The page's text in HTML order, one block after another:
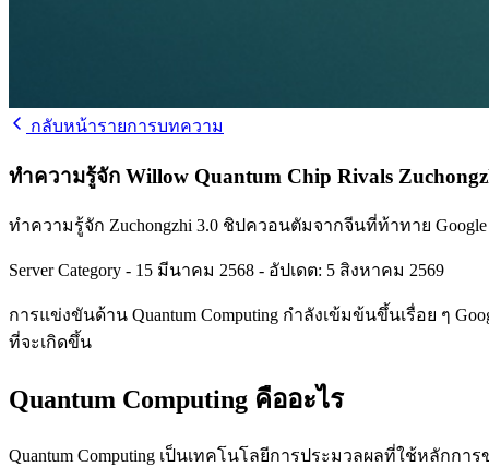
กลับหน้ารายการบทความ
ทำความรู้จัก Willow Quantum Chip Rivals
ทำความรู้จัก Zuchongzhi 3.0 ชิปควอนตัมจากจีนที่ท้าทาย
Server Category - 15 มีนาคม 2568 - อัปเดต: 5 สิงหาคม 2569
การแข่งขันด้าน Quantum Computing กำลังเข้มข้นขึ้นเรื่อย ๆ
ที่จะเกิดขึ้น
Quantum Computing คืออะไร
Quantum Computing เป็นเทคโนโลยีการประมวลผลที่ใช้หลักก